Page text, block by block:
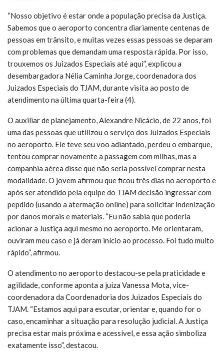
“Nosso objetivo é estar onde a população precisa da Justiça.
Sabemos que o aeroporto concentra diariamente centenas de
pessoas em trânsito, e muitas vezes essas pessoas se deparam
com problemas que demandam uma resposta rápida. Por isso,
trouxemos os Juizados Especiais até aqui”, explicou a
desembargadora Nélia Caminha Jorge, coordenadora dos
Juizados Especiais do TJAM, durante visita ao posto de
atendimento na última quarta-feira (4).
O auxiliar de planejamento, Alexandre Nicácio, de 22 anos, foi
uma das pessoas que utilizou o serviço dos Juizados Especiais
no aeroporto. Ele teve seu voo adiantado, perdeu o embarque,
tentou comprar novamente a passagem com milhas, mas a
companhia aérea disse que não seria possível comprar nesta
modalidade. O jovem afirmou que ficou três dias no aeroporto e
após ser atendido pela equipe do TJAM decisão ingressar com
pepdido (usando a atermação online) para solicitar indenização
por danos morais e materiais. “Eu não sabia que poderia
acionar a Justiça aqui mesmo no aeroporto. Me orientaram,
ouviram meu caso e já deram início ao processo. Foi tudo muito
rápido”, afirmou.
O atendimento no aeroporto destacou-se pela praticidade e
agilidade, conforme aponta a juíza Vanessa Mota, vice-
coordenadora da Coordenadoria dos Juizados Especiais do
TJAM. “Estamos aqui para escutar, orientar e, quando for o
caso, encaminhar a situação para resolução judicial. A Justiça
precisa estar mais próxima e acessível, e essa ação simboliza
exatamente isso”, destacou.